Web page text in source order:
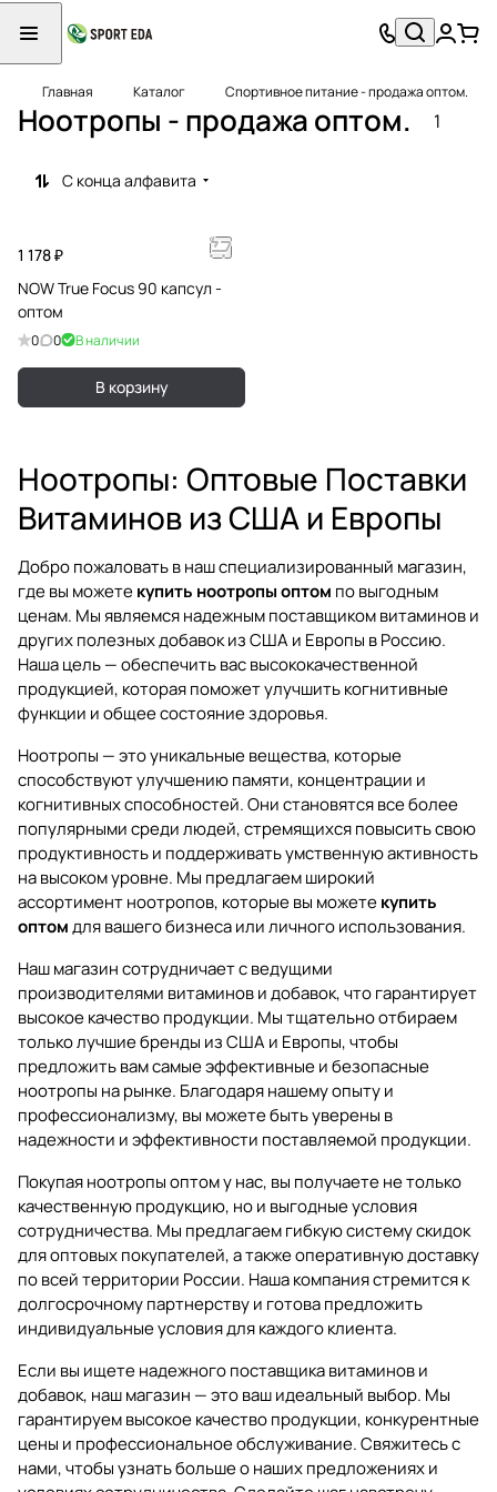
Главная Каталог Спортивное питание - продажа оптом.
Ноотропы - продажа оптом. 1
С конца алфавита
1 178 ₽
NOW True Focus 90 капсул -
оптом
0 0 В наличии
В корзину
Ноотропы: Оптовые Поставки
Витаминов из США и Европы
Добро пожаловать в наш специализированный магазин,
где вы можетекупить ноотропы оптом по выгодным
ценам. Мы являемся надежным поставщиком витаминов и
других полезных добавок из США и Европы в Россию.
Наша цель — обеспечить вас высококачественной
продукцией, которая поможет улучшить когнитивные
функции и общее состояние здоровья.
Ноотропы — это уникальные вещества, которые
способствуют улучшению памяти, концентрации и
когнитивных способностей. Они становятся все более
популярными среди людей, стремящихся повысить свою
продуктивность и поддерживать умственную активность
на высоком уровне. Мы предлагаем широкий
ассортимент ноотропов, которые вы можетекупить
оптомдля вашего бизнеса или личного использования.
Наш магазин сотрудничает с ведущими
производителями витаминов и добавок, что гарантирует
высокое качество продукции. Мы тщательно отбираем
только лучшие бренды из США и Европы, чтобы
предложить вам самые эффективные и безопасные
ноотропы на рынке. Благодаря нашему опыту и
профессионализму, вы можете быть уверены в
надежности и эффективности поставляемой продукции.
Покупая ноотропы оптом у нас, вы получаете не только
качественную продукцию, но и выгодные условия
сотрудничества. Мы предлагаем гибкую систему скидок
для оптовых покупателей, а также оперативную доставку
по всей территории России. Наша компания стремится к
долгосрочному партнерству и готова предложить
индивидуальные условия для каждого клиента.
Если вы ищете надежного поставщика витаминов и
добавок, наш магазин — это ваш идеальный выбор. Мы
гарантируем высокое качество продукции, конкурентные
цены и профессиональное обслуживание. Свяжитесь с
нами, чтобы узнать больше о наших предложениях и